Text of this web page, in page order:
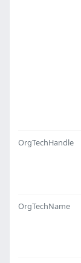
OrgTechHandle
OrgTechName